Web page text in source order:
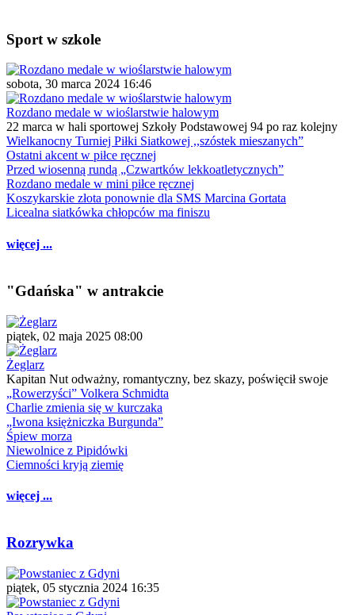
Sport w szkole
sobota, 30 marca 2024 16:46
Rozdano medale w wioślarstwie halowym
22 marca w hali sportowej Szkoły Podstawowej 94 po raz kolejny
Wielkanocny Turniej Piłki Siatkowej ,,szóstek mieszanych”
Ostatni akcent w piłce ręcznej
Przed wiosenną rundą „Czwartków lekkoatletycznych”
Rozdano medale w mini piłce ręcznej
Koszykarskie złota ponownie dla SMS Marcina Gortata
Licealna siatkówka chłopców ma finiszu
więcej ...
"Gdańska" w antrakcie
piątek, 02 maja 2025 08:00
Żeglarz
Kapitan Nut odważny, romantyczny, bez skazy, poświęcił swoje
„Rowerzyści” Volkera Schmidta
Charlie zmienia się w kurczaka
„Iwona księżniczka Burgunda”
Śpiew morza
Niewolnice z Pipidówki
Ciemności kryją ziemię
więcej ...
Rozrywka
piątek, 05 stycznia 2024 16:35